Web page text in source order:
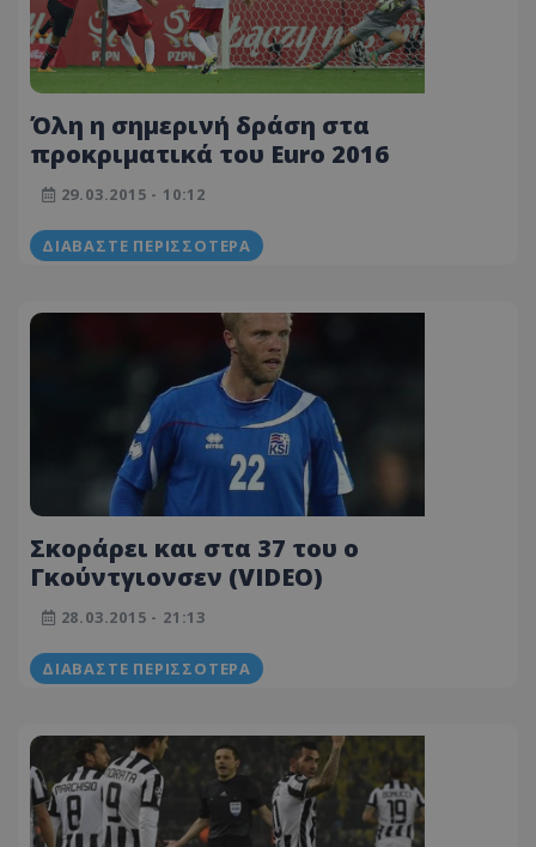
Όλη η σημερινή δράση στα
προκριματικά του Euro 2016
29.03.2015 - 10:12
ΔΙΑΒΆΣΤΕ ΠΕΡΙΣΣΌΤΕΡΑ
Σκοράρει και στα 37 του ο
Γκούντγιονσεν (VIDEO)
28.03.2015 - 21:13
ΔΙΑΒΆΣΤΕ ΠΕΡΙΣΣΌΤΕΡΑ